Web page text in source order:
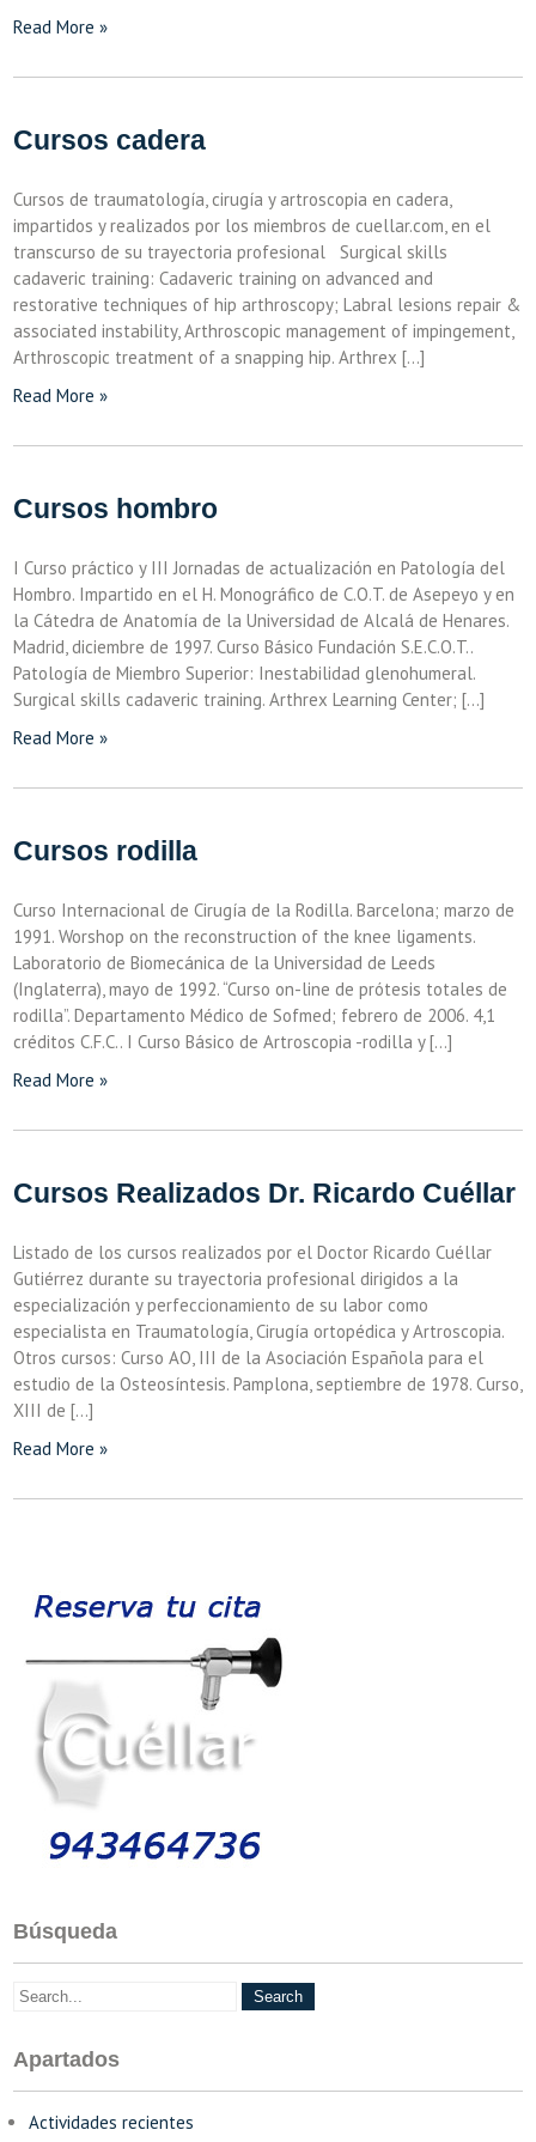
Read More »
Cursos cadera
Cursos de traumatología, cirugía y artroscopia en cadera,
impartidos y realizados por los miembros de cuellar.com, en el
transcurso de su trayectoria profesional Surgical skills
cadaveric training: Cadaveric training on advanced and
restorative techniques of hip arthroscopy; Labral lesions repair &
associated instability, Arthroscopic management of impingement,
Arthroscopic treatment of a snapping hip. Arthrex […]
Read More »
Cursos hombro
I Curso práctico y III Jornadas de actualización en Patología del
Hombro. Impartido en el H. Monográfico de C.O.T. de Asepeyo y en
la Cátedra de Anatomía de la Universidad de Alcalá de Henares.
Madrid, diciembre de 1997. Curso Básico Fundación S.E.C.O.T..
Patología de Miembro Superior: Inestabilidad glenohumeral.
Surgical skills cadaveric training. Arthrex Learning Center; […]
Read More »
Cursos rodilla
Curso Internacional de Cirugía de la Rodilla. Barcelona; marzo de
1991. Worshop on the reconstruction of the knee ligaments.
Laboratorio de Biomecánica de la Universidad de Leeds
(Inglaterra), mayo de 1992. “Curso on-line de prótesis totales de
rodilla”. Departamento Médico de Sofmed; febrero de 2006. 4,1
créditos C.F.C.. I Curso Básico de Artroscopia -rodilla y […]
Read More »
Cursos Realizados Dr. Ricardo Cuéllar
Listado de los cursos realizados por el Doctor Ricardo Cuéllar
Gutiérrez durante su trayectoria profesional dirigidos a la
especialización y perfeccionamiento de su labor como
especialista en Traumatología, Cirugía ortopédica y Artroscopia.
Otros cursos: Curso AO, III de la Asociación Española para el
estudio de la Osteosíntesis. Pamplona, septiembre de 1978. Curso,
XIII de […]
Read More »
Búsqueda
Apartados
Actividades recientes